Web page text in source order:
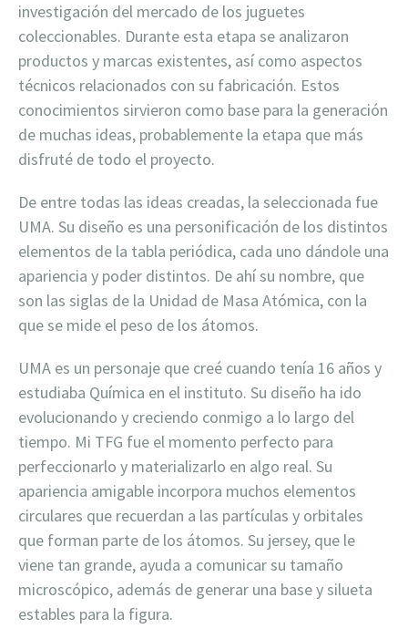
investigación del mercado de los juguetes
coleccionables. Durante esta etapa se analizaron
productos y marcas existentes, así como aspectos
técnicos relacionados con su fabricación. Estos
conocimientos sirvieron como base para la generación
de muchas ideas, probablemente la etapa que más
disfruté de todo el proyecto.
De entre todas las ideas creadas, la seleccionada fue
UMA. Su diseño es una personificación de los distintos
elementos de la tabla periódica, cada uno dándole una
apariencia y poder distintos. De ahí su nombre, que
son las siglas de la Unidad de Masa Atómica, con la
que se mide el peso de los átomos.
UMA es un personaje que creé cuando tenía 16 años y
estudiaba Química en el instituto. Su diseño ha ido
evolucionando y creciendo conmigo a lo largo del
tiempo. Mi TFG fue el momento perfecto para
perfeccionarlo y materializarlo en algo real. Su
apariencia amigable incorpora muchos elementos
circulares que recuerdan a las partículas y orbitales
que forman parte de los átomos. Su jersey, que le
viene tan grande, ayuda a comunicar su tamaño
microscópico, además de generar una base y silueta
estables para la figura.